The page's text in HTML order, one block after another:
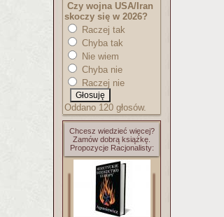
Czy wojna USA/Iran
skoczy się w 2026?
Raczej tak
Chyba tak
Nie wiem
Chyba nie
Raczej nie
Oddano 120 głosów.
Chcesz wiedzieć więcej?
Zamów dobrą książkę.
Propozycje Racjonalisty: